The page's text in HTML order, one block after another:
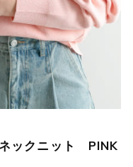
ックニット PINK